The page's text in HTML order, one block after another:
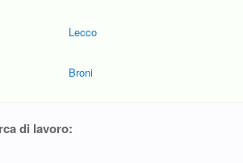
Lecco
Broni
di lavoro: